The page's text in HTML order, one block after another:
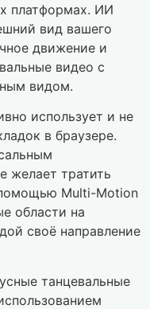
платформах. ИИ
вид вашего
движение и
видео с
видом.
использует и не
в браузере.
желает тратить
Multi-Motion
области на
своё направление
танцевальные